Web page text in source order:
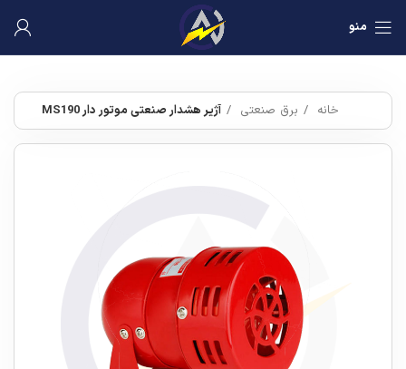
منو
خانه برق صنعتی آژیر هشدار صنعتی موتور دار MS190